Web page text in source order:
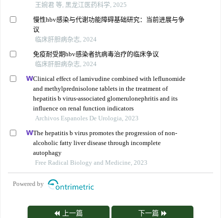
王婉君 等, 黑龙江医药科学, 2025
慢性hbv感染与代谢功能障碍基础研究：当前进展与争
议
临床肝胆病杂志, 2024
免疫耐受期hbv感染者抗病毒治疗的临床争议
临床肝胆病杂志, 2024
Clinical effect of lamivudine combined with leflunomide
and methylprednisolone tablets in the treatment of
hepatitis b virus-associated glomerulonephritis and its
influence on renal function indicators
Archivos Espanoles De Urologia, 2023
The hepatitis b virus promotes the progression of non-
alcoholic fatty liver disease through incomplete
autophagy
Free Radical Biology and Medicine, 2023
Powered by
上一篇 下一篇